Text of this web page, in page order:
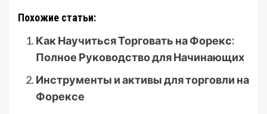
Похожие статьи:
Как Научиться Торговать на Форекс:
Полное Руководство для Начинающих
Инструменты и активы для торговли на
Форексе